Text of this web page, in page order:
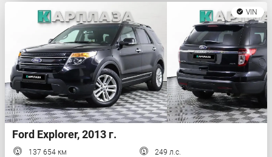
VIN
Ford Explorer, 2013 г.
137 654 км
249 л.с.